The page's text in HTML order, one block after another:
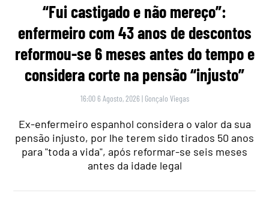
“Fui castigado e não mereço”:
enfermeiro com 43 anos de descontos
reformou-se 6 meses antes do tempo e
considera corte na pensão “injusto”
16:00 6 Agosto, 2026 | Gonçalo Viegas
Ex-enfermeiro espanhol considera o valor da sua
pensão injusto, por lhe terem sido tirados 50 anos
para "toda a vida", após reformar-se seis meses
antes da idade legal